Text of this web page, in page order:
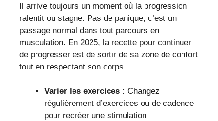
Il arrive toujours un moment où la progression
ralentit ou stagne. Pas de panique, c’est un
passage normal dans tout parcours en
musculation. En 2025, la recette pour continuer
de progresser est de sortir de sa zone de confort
tout en respectant son corps.
Varier les exercices : Changez
régulièrement d’exercices ou de cadence
pour recréer une stimulation